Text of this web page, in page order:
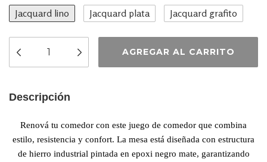
Jacquard lino Jacquard plata Jacquard grafito
Descripción
Renová tu comedor con este juego de comedor que combina
estilo, resistencia y confort. La mesa está diseñada con estructura
de hierro industrial pintada en epoxi negro mate, garantizando